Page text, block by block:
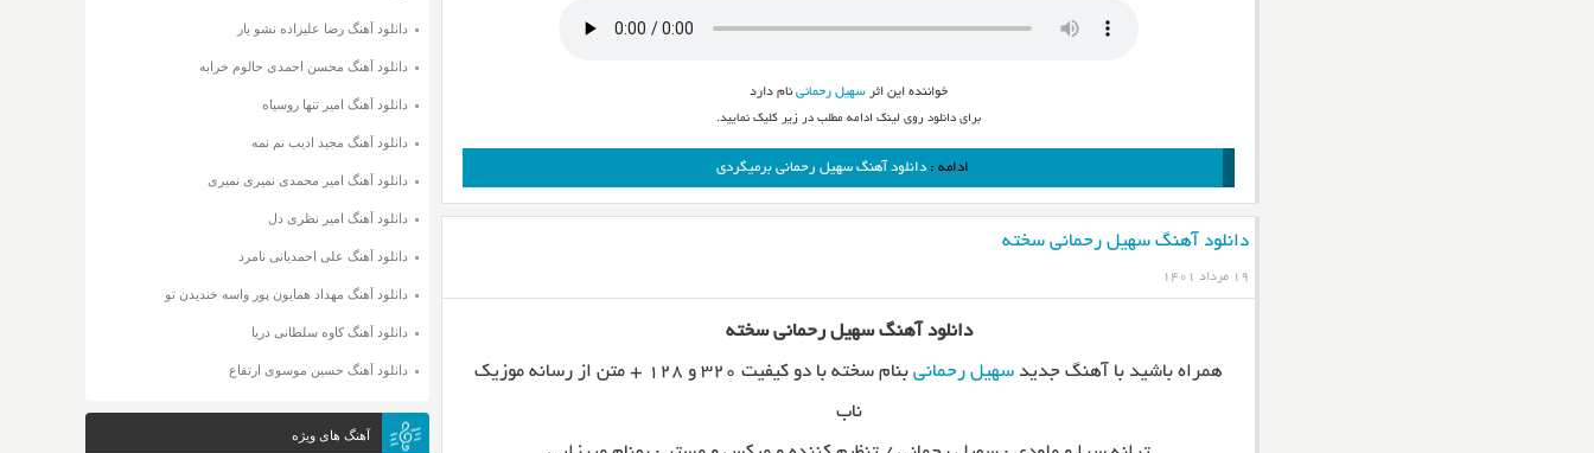
خواننده این اثر سهیل رحمانی نام دارد
برای دانلود روی لینک ادامه مطلب در زیر کلیک نمایید.
ادامه : دانلود آهنگ سهیل رحمانی برمیگردی
دانلود آهنگ سهیل رحمانی سخته
۱۹ مرداد ۱۴۰۱
دانلود آهنگ سهیل رحمانی سخته
همراه باشید با آهنگ جدید سهیل رحمانی
بنام سخته با دو کیفیت ۳۲۰ و ۱۲۸ + متن از رسانه موزیک
ناب
دانلود آهنگ رضا علیزاده نشو یار
دانلود آهنگ محسن احمدی حالوم خرابه
دانلود آهنگ امیر تنها روسیاه
دانلود آهنگ مجید ادیب نم نمه
دانلود آهنگ امیر محمدی نمیری نمیری
دانلود آهنگ امیر نظری دل
دانلود آهنگ علی احمدیانی نامرد
دانلود آهنگ مهداد همایون پور واسه خندیدن تو
دانلود آهنگ کاوه سلطانی دریا
دانلود آهنگ حسین موسوی ارتفاع
آهنگ های ویژه